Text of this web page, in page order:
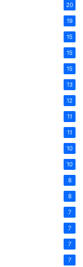
20
19
15
15
15
13
12
11
11
10
10
8
8
7
7
7
7